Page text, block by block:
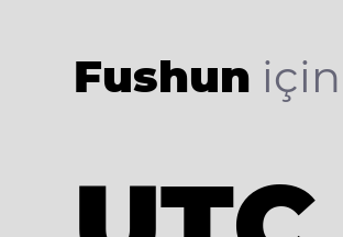
Fushun